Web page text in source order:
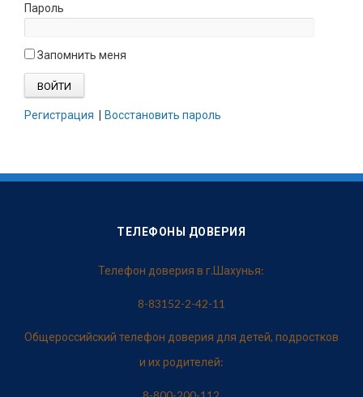
Пароль
Запомнить меня
Регистрация | Восстановить пароль
ТЕЛЕФОНЫ ДОВЕРИЯ
Телефон доверия в г.Шахунья:
8-83152-2-42-11
Общероссийский телефон доверия для детей, подростков
и их родителей: